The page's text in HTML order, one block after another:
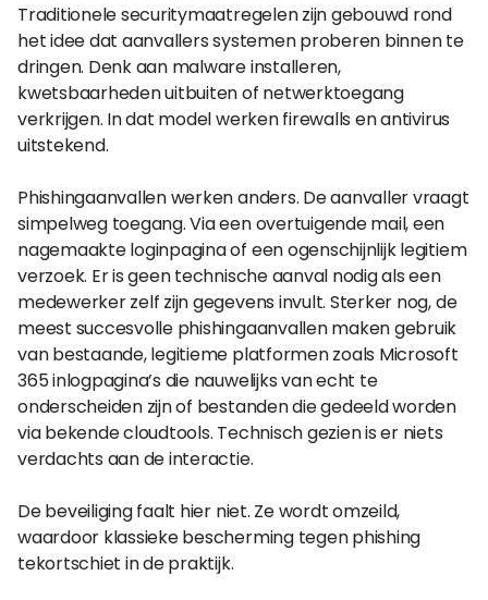
Traditionele securitymaatregelen zijn gebouwd rond
het idee dat aanvallers systemen proberen binnen te
dringen. Denk aan malware installeren,
kwetsbaarheden uitbuiten of netwerktoegang
verkrijgen. In dat model werken firewalls en antivirus
uitstekend.
Phishingaanvallen werken anders. De aanvaller vraagt
simpelweg toegang. Via een overtuigende mail, een
nagemaakte loginpagina of een ogenschijnlijk legitiem
verzoek. Er is geen technische aanval nodig als een
medewerker zelf zijn gegevens invult. Sterker nog, de
meest succesvolle phishingaanvallen maken gebruik
van bestaande, legitieme platformen zoals Microsoft
365 inlogpagina’s die nauwelijks van echt te
onderscheiden zijn of bestanden die gedeeld worden
via bekende cloudtools. Technisch gezien is er niets
verdachts aan de interactie.
De beveiliging faalt hier niet. Ze wordt omzeild,
waardoor klassieke bescherming tegen phishing
tekortschiet in de praktijk.